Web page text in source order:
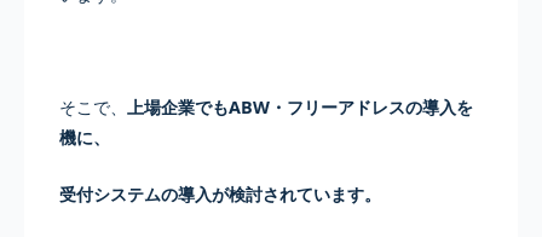
そこで、 上場企業でもABW・フリーアドレスの導入を
機に、
受付システムの導入が検討されています。